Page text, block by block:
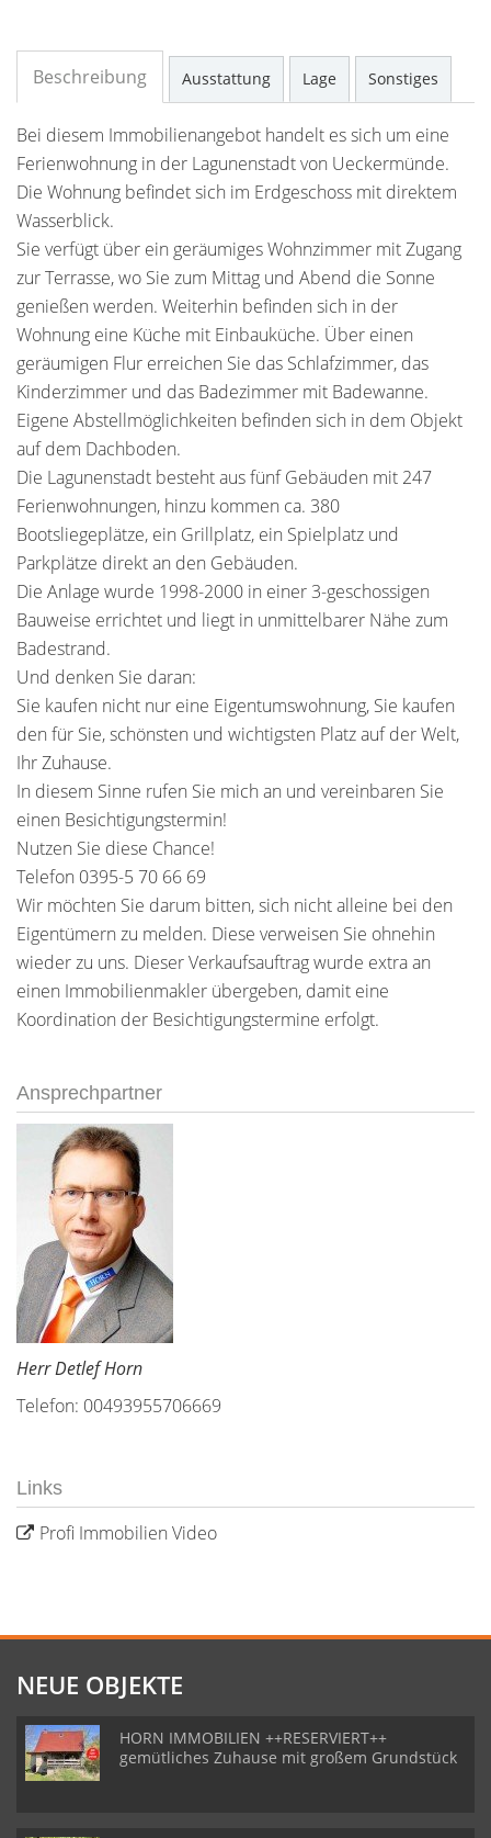
Beschreibung Ausstattung Lage Sonstiges
Bei diesem Immobilienangebot handelt es sich um eine
Ferienwohnung in der Lagunenstadt von Ueckermünde.
Die Wohnung befindet sich im Erdgeschoss mit direktem
Wasserblick.
Sie verfügt über ein geräumiges Wohnzimmer mit Zugang
zur Terrasse, wo Sie zum Mittag und Abend die Sonne
genießen werden. Weiterhin befinden sich in der
Wohnung eine Küche mit Einbauküche. Über einen
geräumigen Flur erreichen Sie das Schlafzimmer, das
Kinderzimmer und das Badezimmer mit Badewanne.
Eigene Abstellmöglichkeiten befinden sich in dem Objekt
auf dem Dachboden.
Die Lagunenstadt besteht aus fünf Gebäuden mit 247
Ferienwohnungen, hinzu kommen ca. 380
Bootsliegeplätze, ein Grillplatz, ein Spielplatz und
Parkplätze direkt an den Gebäuden.
Die Anlage wurde 1998-2000 in einer 3-geschossigen
Bauweise errichtet und liegt in unmittelbarer Nähe zum
Badestrand.
Und denken Sie daran:
Sie kaufen nicht nur eine Eigentumswohnung, Sie kaufen
den für Sie, schönsten und wichtigsten Platz auf der Welt,
Ihr Zuhause.
In diesem Sinne rufen Sie mich an und vereinbaren Sie
einen Besichtigungstermin!
Nutzen Sie diese Chance!
Telefon 0395-5 70 66 69
Wir möchten Sie darum bitten, sich nicht alleine bei den
Eigentümern zu melden. Diese verweisen Sie ohnehin
wieder zu uns. Dieser Verkaufsauftrag wurde extra an
einen Immobilienmakler übergeben, damit eine
Koordination der Besichtigungstermine erfolgt.
Ansprechpartner
Herr Detlef Horn
Telefon: 00493955706669
Links
Profi Immobilien Video
NEUE OBJEKTE
HORN IMMOBILIEN ++RESERVIERT++
gemütliches Zuhause mit großem Grundstück